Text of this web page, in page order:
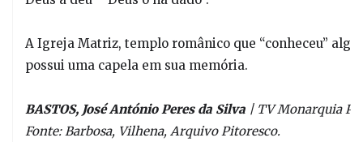
A Igreja Matriz, templo românico que “conheceu”
possui uma capela em sua memória.
BASTOS, José António Peres da Silva | TV Monarquia
Fonte: Barbosa, Vilhena, Arquivo Pitoresco.